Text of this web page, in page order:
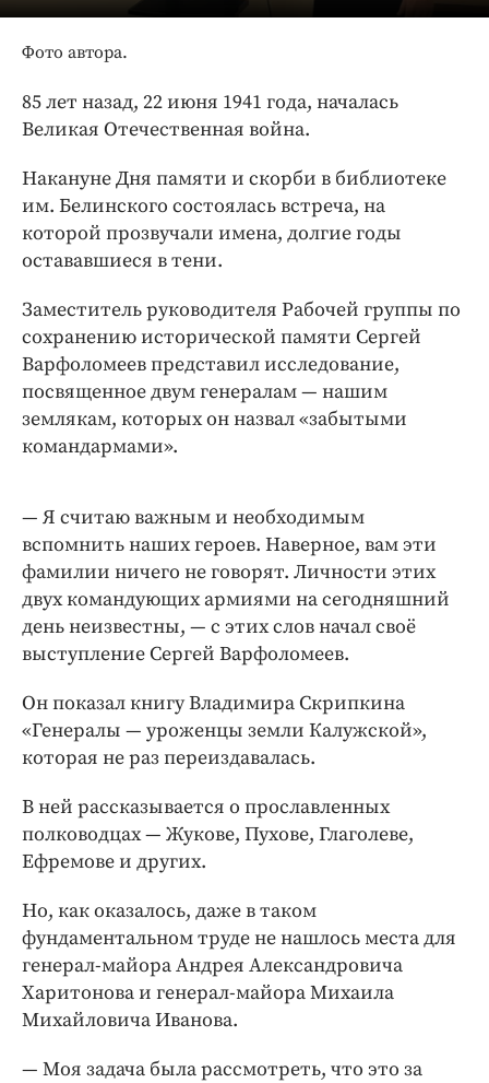
Блоги
Издания
Интересное чтиво
Клиника года
Бренд года
Работодатель года
Фото автора.
85 лет назад, 22 июня 1941 года, началась
Великая Отечественная война.
Накануне Дня памяти и скорби в библиотеке
им. Белинского состоялась встреча, на
которой прозвучали имена, долгие годы
остававшиеся в тени.
Заместитель руководителя Рабочей группы по
сохранению исторической памяти Сергей
Варфоломеев представил исследование,
посвященное двум генералам — нашим
землякам, которых он назвал «забытыми
командармами».
— Я считаю важным и необходимым
вспомнить наших героев. Наверное, вам эти
фамилии ничего не говорят. Личности этих
двух командующих армиями на сегодняшний
день неизвестны, — с этих слов начал своё
выступление Сергей Варфоломеев.
Он показал книгу Владимира Скрипкина
«Генералы — уроженцы земли Калужской»,
которая не раз переиздавалась.
В ней рассказывается о прославленных
полководцах — Жукове, Пухове, Глаголеве,
Ефремове и других.
Но, как оказалось, даже в таком
фундаментальном труде не нашлось места для
генерал-майора Андрея Александровича
Харитонова и генерал-майора Михаила
Михайловича Иванова.
— Моя задача была рассмотреть, что это за